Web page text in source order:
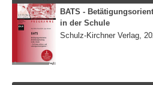
BATS -
in der Schule
Schulz-Kirchner Verlag,